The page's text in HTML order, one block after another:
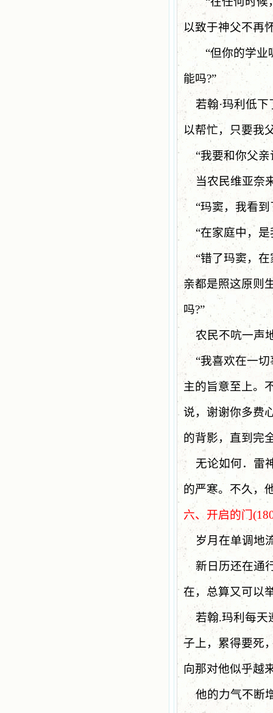
以致于神父不再
“但你的学业
能吗?”
若翰·玛利低下
以帮忙，只要我
“我要和你父
当农民维亚奈
“玛窦，我看
“在家庭中，
“错了玛窦，
亲都是照这原则
吗?”
农民不吭一声
“我喜欢在一
主的旨意至上。
说，谢谢你多费
的背影，直到完
无论如何．雷
的严寒。不久，
六、开启的门
岁月在单调地
新日历还在通
在，总算又可以
若翰.玛利每天
子上，累得要死
向那对他似乎越
他的力气不断